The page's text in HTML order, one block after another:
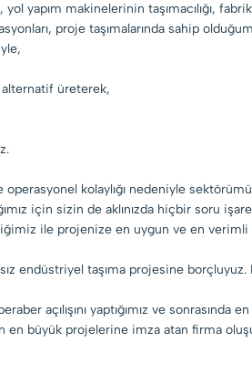
yapım makinelerinin taşımacılığı,
proje taşımalarında sahip
alternatif üreterek,
kolaylığı nedeniyle
için sizin de aklınızda hiçbir soru
ile projenize en uygun ve en verimli
endüstriyel taşıma projesine
açılışını yaptığımız ve
en büyük projelerine imza atan firma